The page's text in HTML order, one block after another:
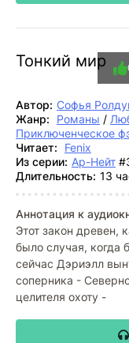
Тонкий мир
Автор: Софья
Жанр:
Романы /
Приключенческое
Читает:
Fenix
Из серии: Ар-Нейт
Длительность: 13
Аннотация к
Этот закон древен,
было случая, когда
сейчас Дэриэлл
соперника -
целителя охоту -